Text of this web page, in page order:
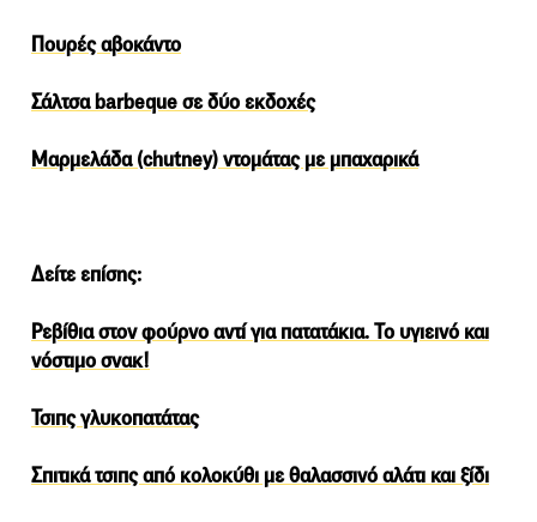
Πουρές αβοκάντο
Σάλτσα barbeque σε δύο εκδοχές
Μαρμελάδα (chutney) ντομάτας με μπαχαρικά
Δείτε επίσης:
Ρεβίθια στον φούρνο αντί για πατατάκια. Το υγιεινό και
νόστιμο σνακ!
Τσιπς γλυκοπατάτας
Σπιτικά τσιπς από κολοκύθι με θαλασσινό αλάτι και ξίδι